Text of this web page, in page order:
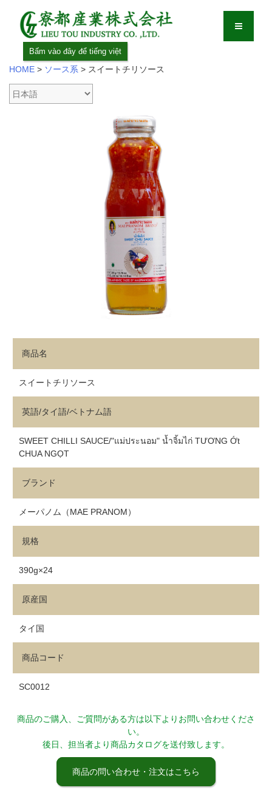
Bấm vào đây để tiếng việt
HOME > ソース系 > スイートチリソース
商品名
スイートチリソース
英語/タイ語/ベトナム語
SWEET CHILLI SAUCE/"แม่ประนอม" น้ำจิ้มไก่ TƯƠNG Ớt
CHUA NGỌT
ブランド
メーパノム（MAE PRANOM）
規格
390g×24
原産国
タイ国
商品コード
SC0012
商品のご購入、ご質問がある方は以下よりお問い合わせくださ
い。
後日、担当者より商品カタログを送付致します。
商品の問い合わせ・注文はこちら